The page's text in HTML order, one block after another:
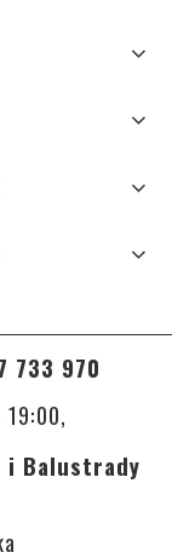
733 970
i Balustrady